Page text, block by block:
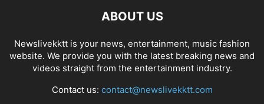
ABOUT US
Newslivekktt is your news, entertainment, music fashion
website. We provide you with the latest breaking news and
videos straight from the entertainment industry.
Contact us: contact@newslivekktt.com